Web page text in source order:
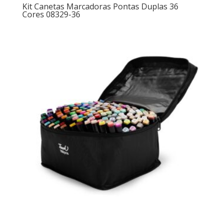
Kit Canetas Marcadoras Pontas Duplas 36
Cores 08329-36